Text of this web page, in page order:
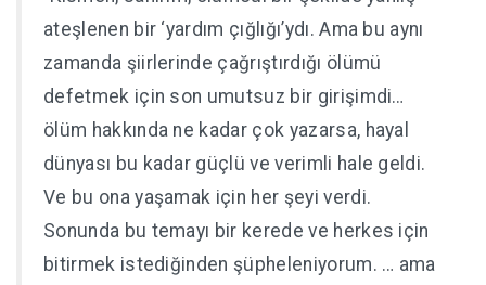
ateşlenen bir ‘yardım çığlığı’ydı. Ama bu aynı
zamanda şiirlerinde çağrıştırdığı ölümü
defetmek için son umutsuz bir girişimdi…
ölüm hakkında ne kadar çok yazarsa, hayal
dünyası bu kadar güçlü ve verimli hale geldi.
Ve bu ona yaşamak için her şeyi verdi.
Sonunda bu temayı bir kerede ve herkes için
bitirmek istediğinden şüpheleniyorum. … ama